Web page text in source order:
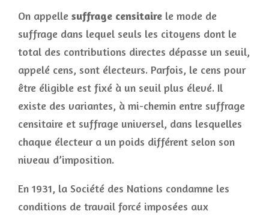
On appelle suffrage censitaire le mode de
suffrage dans lequel seuls les citoyens dont le
total des contributions directes dépasse un seuil,
appelé cens, sont électeurs. Parfois, le cens pour
être éligible est fixé à un seuil plus élevé. Il
existe des variantes, à mi-chemin entre suffrage
censitaire et suffrage universel, dans lesquelles
chaque électeur a un poids différent selon son
niveau d’imposition.
En 1931, la Société des Nations condamne les
conditions de travail forcé imposées aux